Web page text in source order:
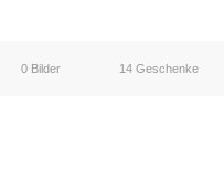
0 Bilder 14 Geschenke